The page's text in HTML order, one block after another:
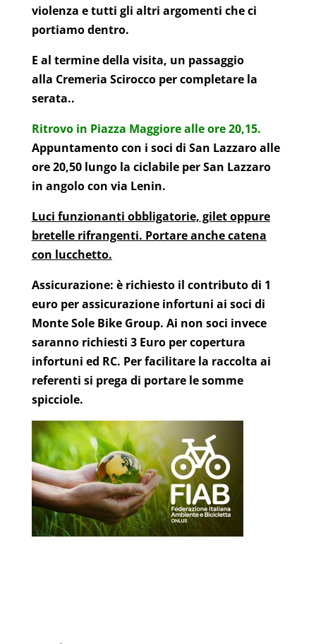
violenza e tutti gli altri argomenti che ci
portiamo dentro.
E al termine della visita, un passaggio
alla Cremeria Scirocco per completare la
serata..
Ritrovo in Piazza Maggiore alle ore 20,15.
Appuntamento con i soci di San Lazzaro alle
ore 20,50 lungo la ciclabile per San Lazzaro
in angolo con via Lenin.
Luci funzionanti obbligatorie, gilet oppure
bretelle rifrangenti. Portare anche catena
con lucchetto.
Assicurazione: è richiesto il contributo di 1
euro per assicurazione infortuni ai soci di
Monte Sole Bike Group. Ai non soci invece
saranno richiesti 3 Euro per copertura
infortuni ed RC. Per facilitare la raccolta ai
referenti si prega di portare le somme
spicciole.